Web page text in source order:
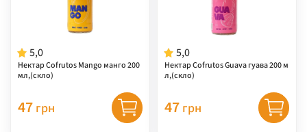
5,0
Нектар Cofrutos Mango манго 200
мл,(скло)
47 грн
5,0
Нектар Cofrutos Guava гуава 200 м
л,(скло)
47 грн